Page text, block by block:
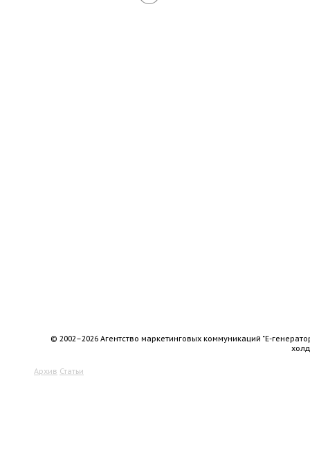
© 2002–2026 Агентство маркетинговых коммуникаций "Е-
Архив Статьи